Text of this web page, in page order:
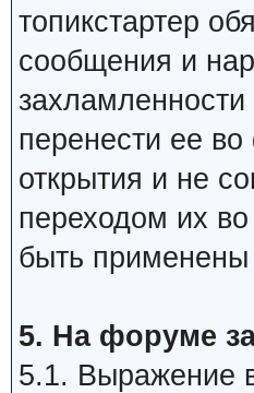
топикстартер
сообщения и
перенести ее
открытия и не
переходом их
быть применены
5. На форуме
5.1. Выражение